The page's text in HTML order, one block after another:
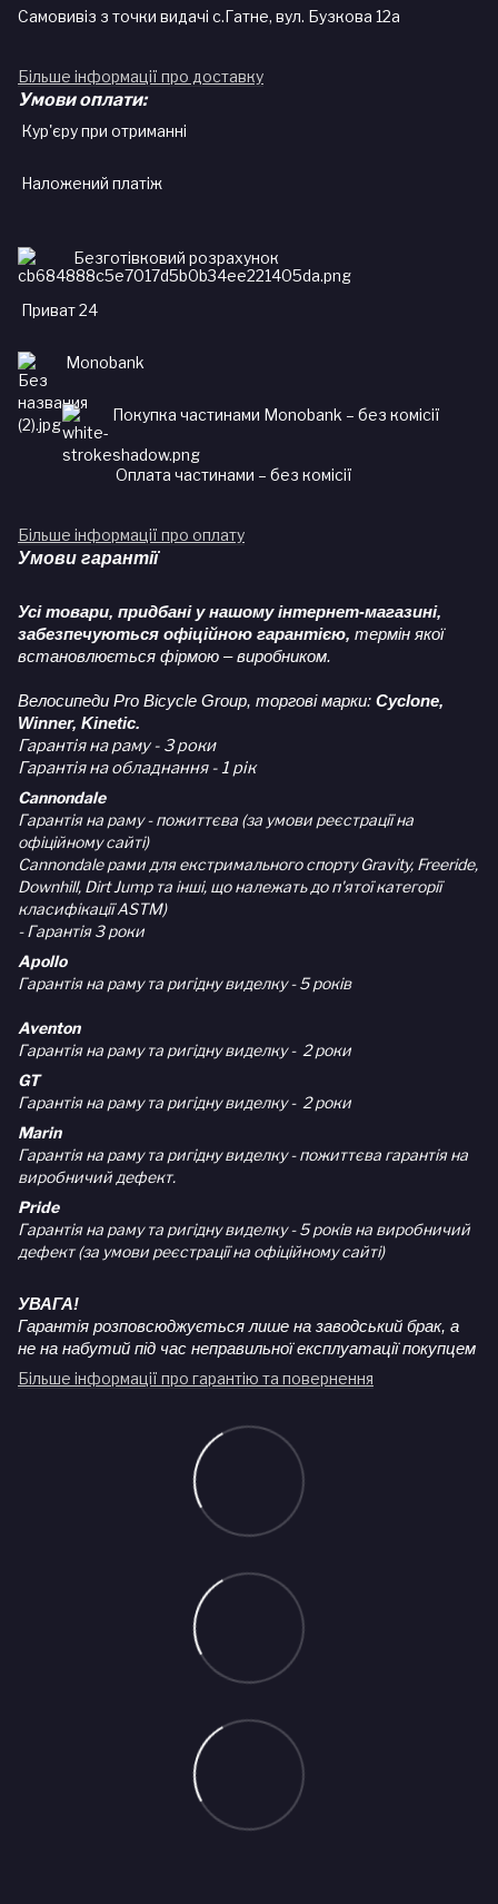
Самовивіз з точки видачі с.Гатне, вул. Бузкова 12а
Більше інформації про доставку
Умови оплати:
Кур'єру при отриманні
Наложений платіж
Безготівковий розрахунок
Приват 24
Monobank
Покупка частинами Monobank – без комісії
Оплата частинами – без комісії
Більше інформації про оплату
Умови гарантії
Усі товари, придбані у нашому інтернет-магазині,
забезпечуються офіційною гарантією, термін якої
встановлюється фірмою – виробником.
Велосипеди Pro Bicycle Group, торгові марки: Cyclone,
Winner, Kinetic.
Гарантія на раму - 3 роки
Гарантія на обладнання - 1 рік
Cannondale
Гарантія на раму - пожиттєва (за умови реєстрації на
офіційному сайті)
Cannondale рами для екстримального спорту Gravity, Freeride,
Downhill, Dirt Jump та інші, що належать до п'ятої категорії
класифікації ASTM)
- Гарантія 3 роки
Apollo
Гарантія на раму та ригідну виделку - 5 років
Aventon
Гарантія на раму та ригідну виделку - 2 роки
GT
Гарантія на раму та ригідну виделку - 2 роки
Marin
Гарантія на раму та ригідну виделку - пожиттєва гарантія на
виробничий дефект.
Pride
Гарантія на раму та ригідну виделку - 5 років на виробничий
дефект (за умови реєстрації на офіційному сайті)
УВАГА!
Гарантія розповсюджується лише на заводський брак, а
не на набутий під час неправильної експлуатації покупцем
Більше інформації про гарантію та повернення